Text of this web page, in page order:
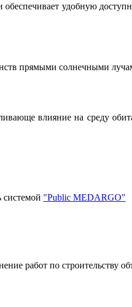
обеспечивает удобную
прямыми солнечными
влияние на среду
"Public MEDARGO"
работ по строительству